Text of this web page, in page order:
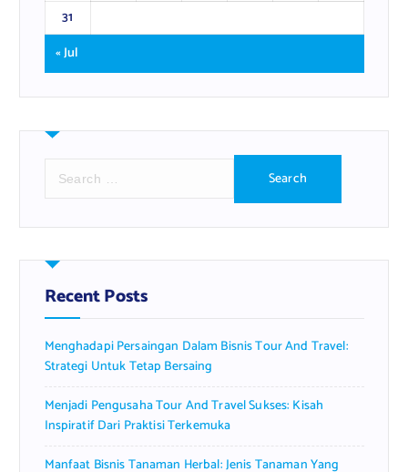
31
« Jul
r
h
f
o
:
Recent Posts
Menghadapi Persaingan Dalam Bisnis Tour And Travel:
Strategi Untuk Tetap Bersaing
Menjadi Pengusaha Tour And Travel Sukses: Kisah
Inspiratif Dari Praktisi Terkemuka
Manfaat Bisnis Tanaman Herbal: Jenis Tanaman Yang